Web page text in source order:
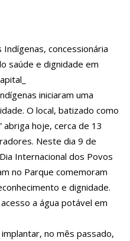
inglês
Antes’ sobre prevenção e
escolas municipais
e Bruno, indígenas pedem
ampla
e atinge duas pessoas em
zona Norte
para hotel, é assaltado e
R$ 15 mil
ficar cega após brigar com
em Manaus
aviões da FAB para passar fim
em casa
de praia Zezinho Corrêa com
música romântica
concessionária
saúde e dignidade em
iniciaram uma
O local, batizado como
abriga hoje, cerca de 13
Neste dia 9 de
Internacional dos Povos
no Parque comemoram
e dignidade.
a água potável em
no mês passado,